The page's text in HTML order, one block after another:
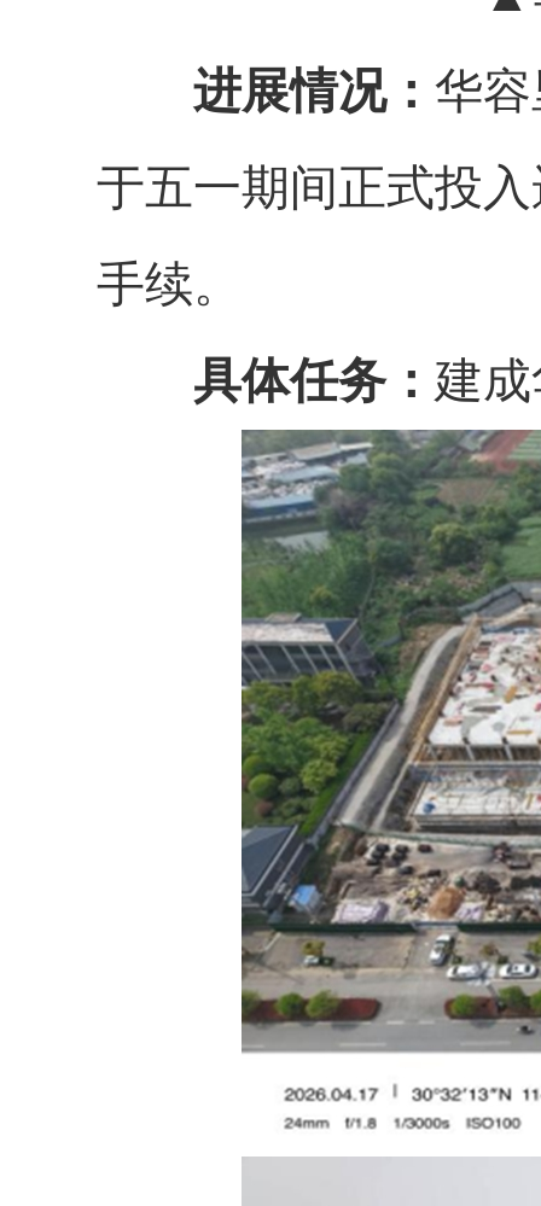
进展情况： 华
于五一期间正式投
手续。
具体任务： 建